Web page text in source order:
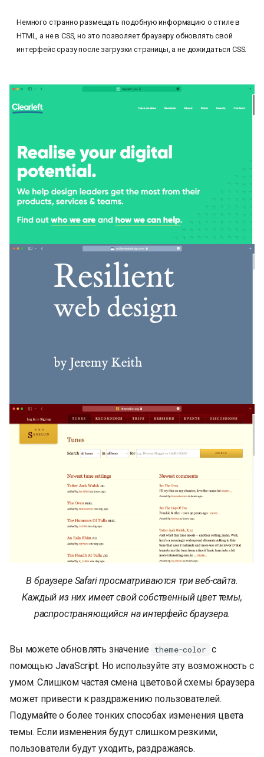
Немного странно размещать подобную информацию о стиле в
HTML, а не в CSS, но это позволяет браузеру обновлять свой
интерфейс сразу после загрузки страницы, а не дожидаться CSS.
В браузере Safari просматриваются три веб-сайта.
Каждый из них имеет свой собственный цвет темы,
распространяющийся на интерфейс браузера.
Вы можете обновлять значение theme-color с
помощью JavaScript. Но используйте эту возможность с
умом. Слишком частая смена цветовой схемы браузера
может привести к раздражению пользователей.
Подумайте о более тонких способах изменения цвета
темы. Если изменения будут слишком резкими,
пользователи будут уходить, раздражаясь.